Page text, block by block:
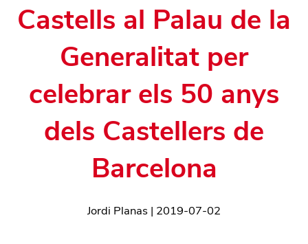
Castells al Palau de la
Generalitat per
celebrar els 50 anys
dels Castellers de
Barcelona
Jordi Planas | 2019-07-02